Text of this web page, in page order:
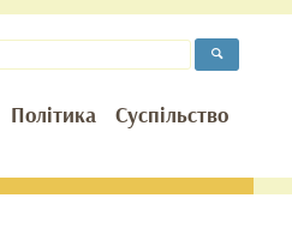
Політика Суспільство